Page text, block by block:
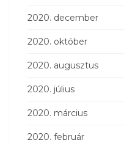
2020. december
2020. október
2020. augusztus
2020. július
2020. március
2020. február